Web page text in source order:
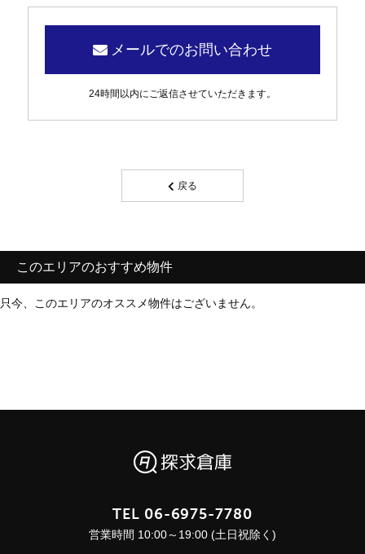
メールでのお問い合わせ
24時間以内にご返信させていただきます。
戻る
このエリアのおすすめ物件
只今、このエリアのオススメ物件はございません。
TEL 06-6975-7780
営業時間 10:00～19:00 (土日祝除く)